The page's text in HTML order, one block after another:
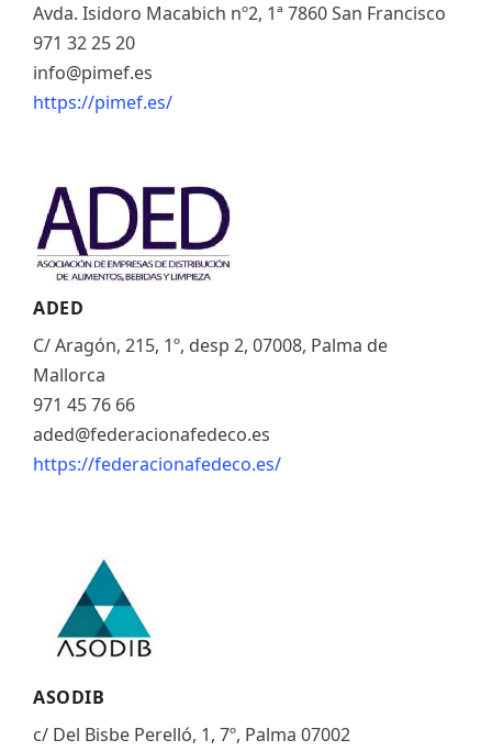
Avda. Isidoro Macabich nº2, 1ª 7860 San Francisco
971 32 25 20
info@pimef.es
https://pimef.es/
ADED
C/ Aragón, 215, 1º, desp 2, 07008, Palma de
Mallorca
971 45 76 66
aded@federacionafedeco.es
https://federacionafedeco.es/
ASODIB
c/ Del Bisbe Perelló, 1, 7º, Palma 07002